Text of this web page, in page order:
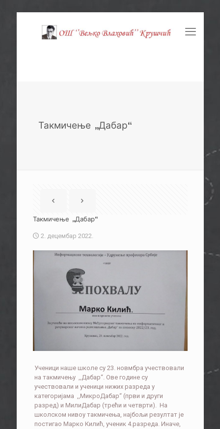
Такмичење ,,Дабар“
Такмичење ,,Дабар“
2. децембар 2022.
Ученици наше школе су 23. новмбра учествовали
на такмичењу ,,Дабар“. Ове године су
учествовали и ученици нижих разреда у
категоријама ,,МикроДабар“ (први и други
разред) и МилиДабар (трећи и четврти). На
школском нивоу такмичења, најбољи резултат је
постигао Марко Килић, ученик 4.разреда. Иначе,